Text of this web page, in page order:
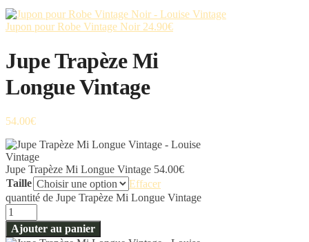
Jupon pour Robe Vintage Noir 24.90€
Jupe Trapèze Mi
Longue Vintage
54.00€
Jupe Trapèze Mi Longue Vintage 54.00€
Taille
Effacer
quantité de Jupe Trapèze Mi Longue Vintage
Ajouter au panier